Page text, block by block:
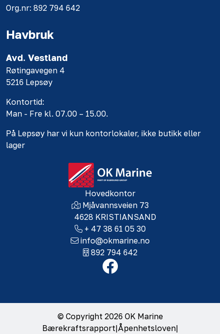
Org.nr: 892 794 642
Havbruk
Avd. Vestland
Røtingavegen 4
5216 Lepsøy
Kontortid:
Man - Fre kl. 07.00 – 15.00.
På Lepsøy har vi kun kontorlokaler, ikke butikk eller
lager
Hovedkontor
Mjåvannsveien 73
4628 KRISTIANSAND
+ 47 38 61 05 30
info@okmarine.no
892 794 642
© Copyright 2026 OK Marine
Bærekraftsrapport|Åpenhetsloven|